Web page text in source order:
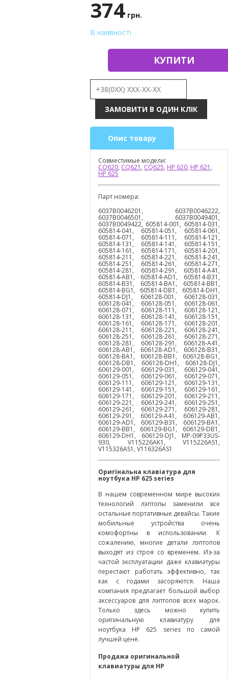
374 грн.
В наявності
КУПИТИ
Опис товару
Совместимые модели:
CQ620, CQ621 , CQ625, HP 620, HP 621 ,
HP 625
Парт номера:
6037B0046201, 6037B0046222,
6037B0046501, 6037B0049401,
6037B0049422, 605814-001, 605814-031,
605814-041, 605814-051, 605814-061,
605814-071, 605814-111, 605814-121,
605814-131, 605814-141, 605814-151,
605814-161, 605814-171, 605814-201,
605814-211, 605814-221, 605814-241,
605814-251, 605814-261, 605814-271,
605814-281, 605814-291, 605814-A41,
605814-AB1, 605814-AD1, 605814-B31,
605814-B31, 605814-BA1, 605814-BB1,
605814-BG1, 605814-DB1, 605814-DH1,
605814-DJ1, 606128-001, 606128-031,
606128-041, 606128-051, 606128-061,
606128-071, 606128-111, 606128-121,
606128-131, 606128-141, 606128-151,
606128-161, 606128-171, 606128-201,
606128-211, 606128-221, 606128-241,
606128-251, 606128-261, 606128-271,
606128-281, 606128-291, 606128-A41,
606128-AB1, 606128-AD1, 606128-B31,
606128-BA1, 606128-BB1, 606128-BG1,
606128-DB1, 606128-DH1, 606128-DJ1,
606129-001, 606129-031, 606129-041,
606129-051, 606129-061, 606129-071,
606129-111, 606129-121, 606129-131,
606129-141, 606129-151, 606129-161,
606129-171, 606129-201, 606129-211,
606129-221, 606129-241, 606129-251,
606129-261, 606129-271, 606129-281,
606129-291, 606129-A41, 606129-AB1,
606129-AD1, 606129-B31, 606129-BA1,
606129-BB1, 606129-BG1, 606129-DB1,
606129-DH1, 606129-DJ1, MP-09P33US-
930, V115226AK1, V115226AS1,
V115326AS1, V116326AS1
Оригінальна клавіатура для
ноутбука HP 625 series
В нашем современном мире высоких
технологий лэптопы заменили все
остальные портативные девайсы. Такие
мобильные устройства очень
комофортны в использовании. К
сожалению, многие детали лэптопов
выходят из строя со временем. Из-за
частой эксплуатации даже клавиатуры
перестают работать эффективно, так
как с годами засоряются. Наша
компания предлагает большой выбор
аксессуаров для лэптопов всех марок.
Только здесь можно купить
оригинальную клавиатуру для
ноутбука HP 625 series по самой
лучшей цене.
Продажа оригинальной
клавиатуры для HP